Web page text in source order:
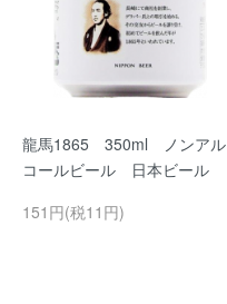
龍馬1865 350ml ノンアル
コールビール 日本ビール
151円(税11円)